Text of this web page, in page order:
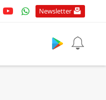
Newsletter